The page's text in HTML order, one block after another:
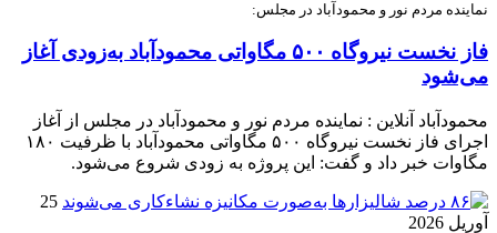
نماینده مردم نور و محمودآباد در مجلس:
فاز نخست نیروگاه ۵۰۰ مگاواتی محمودآباد به‌زودی آغاز
می‌شود
محمودآباد آنلاین : نماینده مردم نور و محمودآباد در مجلس از آغاز
اجرای فاز نخست نیروگاه ۵۰۰ مگاواتی محمودآباد با ظرفیت ۱۸۰
مگاوات خبر داد و گفت: این پروژه به زودی شروع می‌شود.
25
آوریل 2026